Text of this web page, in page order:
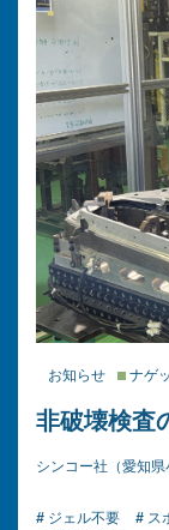
お知らせ ナゲ
非破壊検査
シンコー社（愛知
# ジェル不要 # ス